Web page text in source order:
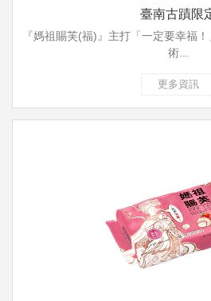
臺南古蹟限
『媽祖賜芙(福)』主打「一定要幸福
術...
更多資訊